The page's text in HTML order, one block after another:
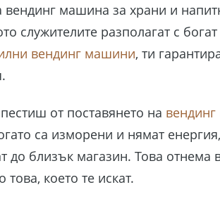
машина за храни и
служителите разполагат с
вендинг машини, ти
от поставянето на
са изморени и нямат
до близък магазин. Това отнема
което те искат.